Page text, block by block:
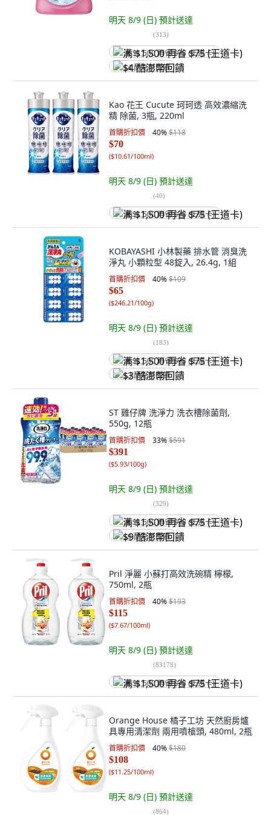
明天 8/9 (日) 預計送達
(313)
满 $1,500 再省 $75 (王道卡)
$4 酷澎幣回饋
Kao 花王 Cucute 珂珂透 高效濃縮洗
精 除菌, 3瓶, 220ml
首購折扣價 40%$118
$70
($10.61/100ml)
明天 8/9 (日) 預計送達
(40)
满 $1,500 再省 $75 (王道卡)
KOBAYASHI 小林製藥 排水管 消臭洗
淨丸 小顆粒型 48錠入, 26.4g, 1組
首購折扣價 40%$109
$65
($246.21/100g)
明天 8/9 (日) 預計送達
(183)
满 $1,500 再省 $75 (王道卡)
$3 酷澎幣回饋
ST 雞仔牌 洗淨力 洗衣槽除菌劑,
550g, 12瓶
首購折扣價 33%$591
$391
($5.93/100g)
明天 8/9 (日) 預計送達
(329)
满 $1,500 再省 $75 (王道卡)
$9 酷澎幣回饋
Pril 淨麗 小蘇打高效洗碗精 檸檬,
750ml, 2瓶
首購折扣價 40%$193
$115
($7.67/100ml)
明天 8/9 (日) 預計送達
(83178)
满 $1,500 再省 $75 (王道卡)
Orange House 橘子工坊 天然廚房爐
具專用清潔劑 兩用噴槍頭, 480ml, 2瓶
首購折扣價 40%$180
$108
($11.25/100ml)
明天 8/9 (日) 預計送達
(864)